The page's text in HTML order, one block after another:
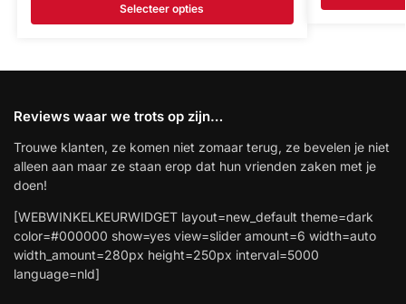
Selecteer opties
Reviews waar we trots op zijn…
Trouwe klanten, ze komen niet zomaar terug, ze bevelen je niet
alleen aan maar ze staan erop dat hun vrienden zaken met je
doen!
[WEBWINKELKEURWIDGET layout=new_default theme=dark
color=#000000 show=yes view=slider amount=6 width=auto
width_amount=280px height=250px interval=5000
language=nld]